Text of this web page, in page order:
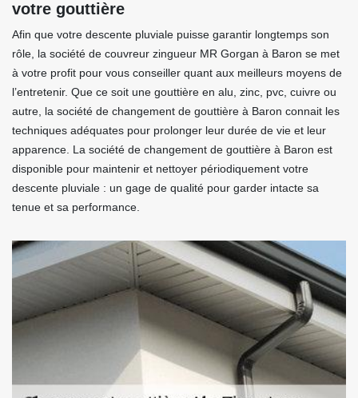
votre gouttière
Afin que votre descente pluviale puisse garantir longtemps son
rôle, la société de couvreur zingueur MR Gorgan à Baron se met
à votre profit pour vous conseiller quant aux meilleurs moyens de
l’entretenir. Que ce soit une gouttière en alu, zinc, pvc, cuivre ou
autre, la société de changement de gouttière à Baron connait les
techniques adéquates pour prolonger leur durée de vie et leur
apparence. La société de changement de gouttière à Baron est
disponible pour maintenir et nettoyer périodiquement votre
descente pluviale : un gage de qualité pour garder intacte sa
tenue et sa performance.